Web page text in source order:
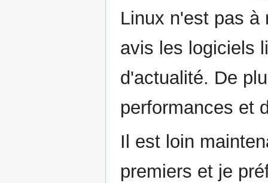
Linux n'est pas à
avis les logiciels
d'actualité. De
performances et
Il est loin
premiers et je